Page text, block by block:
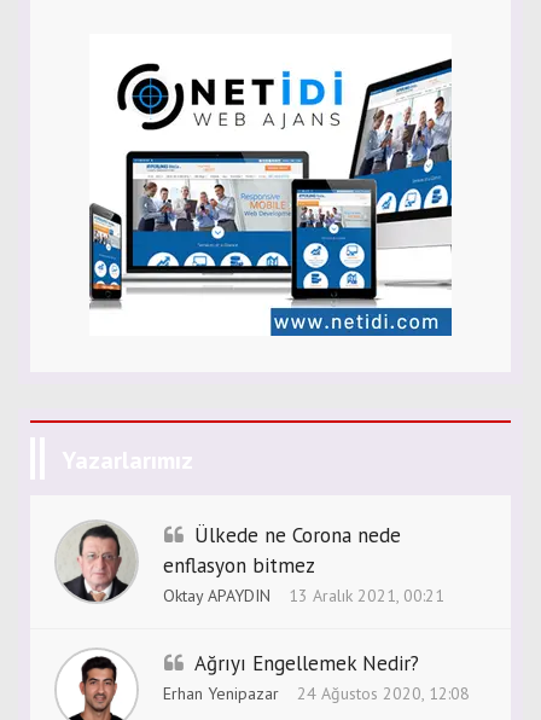
Yazarlarımız
Ülkede ne Corona nede
enflasyon bitmez
Oktay APAYDIN 13 Aralık 2021, 00:21
Ağrıyı Engellemek Nedir?
Erhan Yenipazar 24 Ağustos 2020, 12:08